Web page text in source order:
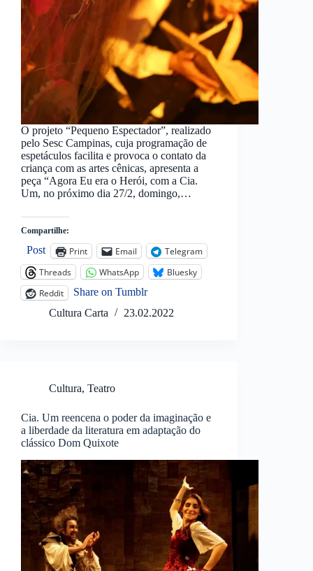
O projeto “Pequeno Espectador”, realizado
pelo Sesc Campinas, cuja programação de
espetáculos facilita e provoca o contato da
criança com as artes cênicas, apresenta a
peça “Agora Eu era o Herói, com a Cia.
Um, no próximo dia 27/2, domingo,…
Compartilhe:
Post Print Email
Telegram
Threads
WhatsApp
Bluesky
Reddit
Share on Tumblr
Cultura Carta
23.02.2022
Cultura, Teatro
Cia. Um reencena o poder da imaginação e
a liberdade da literatura em adaptação do
clássico Dom Quixote